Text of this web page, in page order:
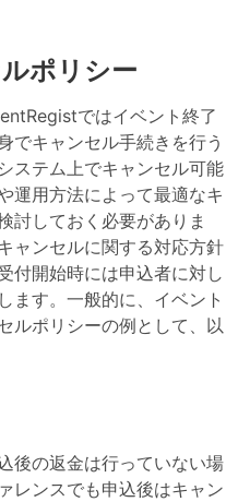
ポリシー
ではイベント終了
でキャンセル手続きを行う
ステム上でキャンセル可能
運用方法によって最適なキ
討しておく必要がありま
ャンセルに関する対応方針
付開始時には申込者に対し
ます。一般的に、イベント
ルポリシーの例として、以
後の返金は行っていない場
レンスでも申込後はキャン